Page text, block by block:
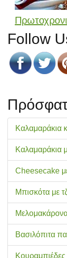
Follow
Καλαμαράκια
Καλαμαράκια
Cheesecake
Μπισκότα με
Βασιλόπιτα
Κουραμπιέδες